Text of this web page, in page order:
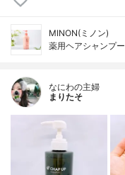
MINON(ミノン)
薬用ヘアシャンプー
なにわの主婦
まりたそ